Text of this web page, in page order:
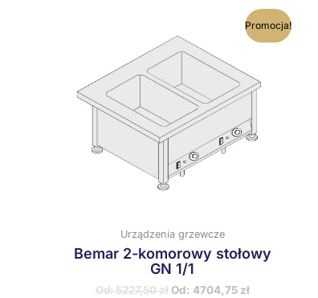
Promocja!
Urządzenia grzewcze
Bemar 2-komorowy stołowy
GN 1/1
Od:5227,50zł Od: 4704,75 zł
produkt
wiele
wariantów.
Opcje
można
wybrać
na
stronie